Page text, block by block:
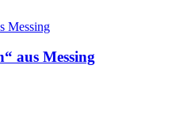
aus Messing